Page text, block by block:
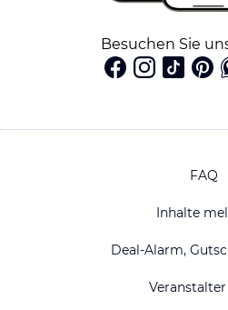
Besuchen Sie
FAQ
Inhalte
Deal-Alarm,
Veranstalter